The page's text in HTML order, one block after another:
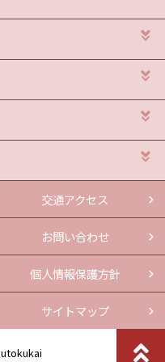
交通アクセス
お問い合わせ
個人情報保護方針
サイトマップ